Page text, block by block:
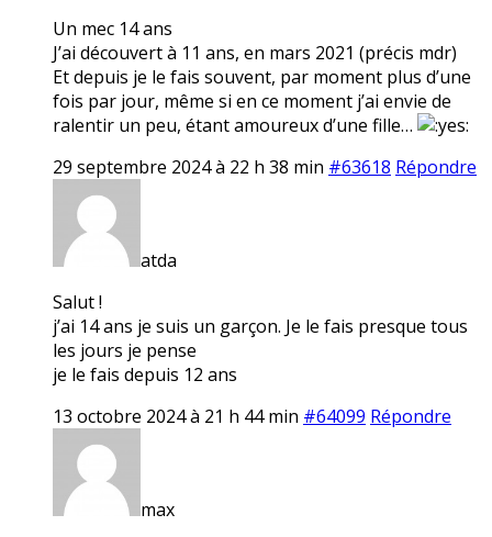
Un mec 14 ans
J’ai découvert à 11 ans, en mars 2021 (précis mdr)
Et depuis je le fais souvent, par moment plus d’une
fois par jour, même si en ce moment j’ai envie de
ralentir un peu, étant amoureux d’une fille…
29 septembre 2024 à 22 h 38 min #63618 Répondre
atda
Salut !
j’ai 14 ans je suis un garçon. Je le fais presque tous
les jours je pense
je le fais depuis 12 ans
13 octobre 2024 à 21 h 44 min #64099 Répondre
max